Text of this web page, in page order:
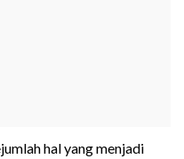
hal yang menjadi